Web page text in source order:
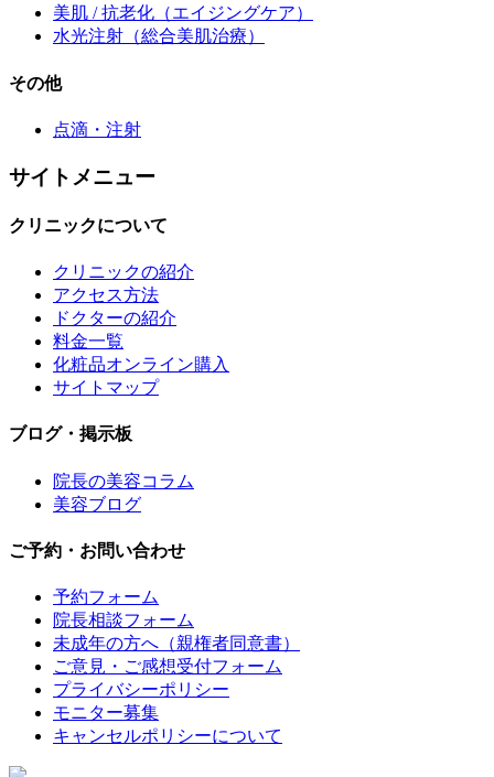
美肌 / 抗老化 （エイジングケア）
水光注射 （総合美肌治療）
その他
点滴・注射
サイトメニュー
クリニックについて
クリニックの紹介
アクセス方法
ドクターの紹介
料金一覧
化粧品オンライン購入
サイトマップ
ブログ・掲示板
院長の美容コラム
美容ブログ
ご予約・お問い合わせ
予約フォーム
院長相談フォーム
未成年の方へ（親権者同意書）
ご意見・ご感想受付フォーム
プライバシーポリシー
モニター募集
キャンセルポリシーについて